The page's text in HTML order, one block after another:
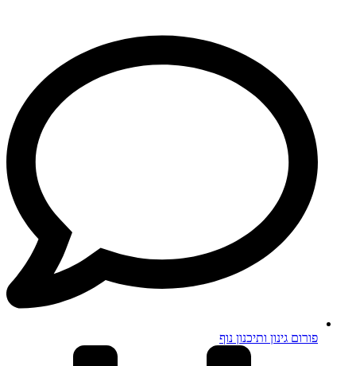
פורום גינון ותיכנון נוף